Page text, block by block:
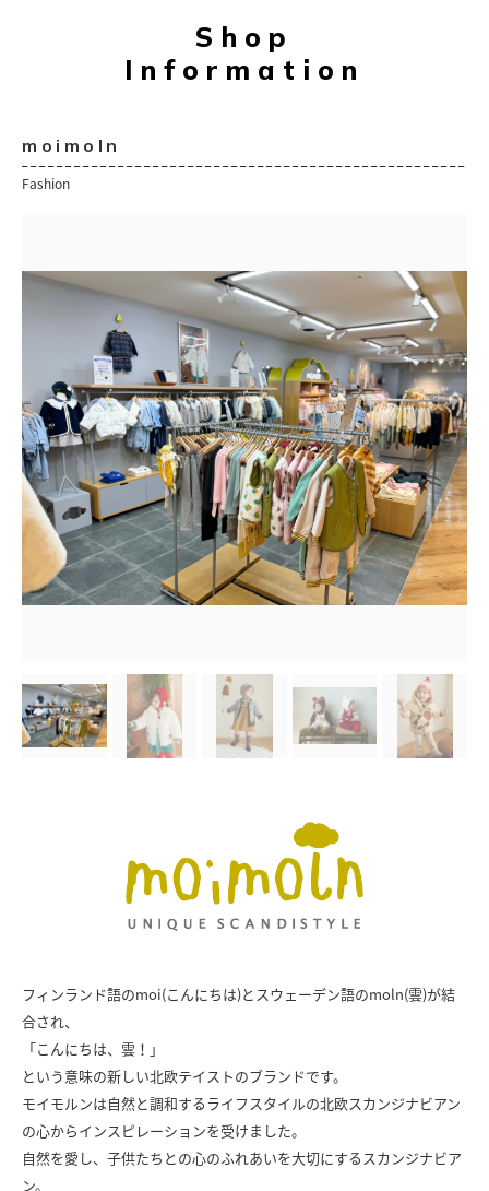
Shop
Information
moimoln
Fashion
フィンランド語のmoi(こんにちは)とスウェーデン語のmoln(雲)が結
合され、
「こんにちは、雲！」
という意味の新しい北欧テイストのブランドです。
モイモルンは自然と調和するライフスタイルの北欧スカンジナビアン
の心からインスピレーションを受けました。
自然を愛し、子供たちとの心のふれあいを大切にするスカンジナビア
ン。